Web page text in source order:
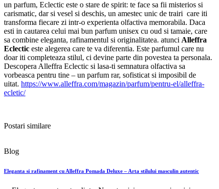
un parfum, Eclectic este o stare de spirit: te face sa fii misterios si
carismatic, dar si vesel si deschis, un amestec unic de trairi care iti
transforma fiecare zi intr-o experienta olfactiva memorabila. Daca
esti in cautarea celui mai bun parfum unisex cu oud si tamaie, care
sa combine eleganta, rafinamentul si originalitatea. atunci Alleffra
Eclectic este alegerea care te va diferentia. Este parfumul care nu
doar iti completeaza stilul, ci devine parte din povestea ta personala.
Descopera Alleffra Eclectic si lasa-ti semnatura olfactiva sa
vorbeasca pentru tine – un parfum rar, sofisticat si imposibil de
uitat. https://www.alleffra.com/magazin/parfum/pentru-el/alleffra-
ecletic/
Postari similare
Blog
Eleganta si rafinament cu Alleffra Pomada Deluxe – Arta stilului masculin autentic